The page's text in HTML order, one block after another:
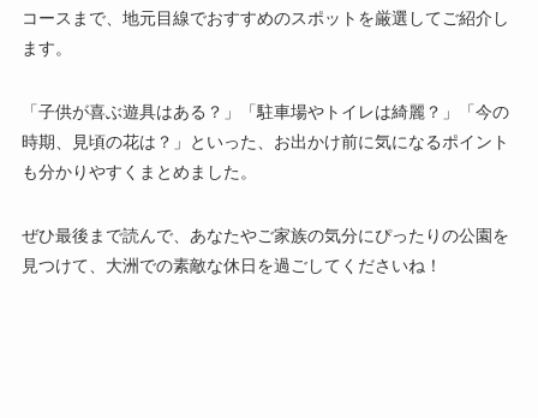
コースまで、地元目線でおすすめのスポットを厳選してご紹介し
ます。
「子供が喜ぶ遊具はある？」「駐車場やトイレは綺麗？」「今の
時期、見頃の花は？」といった、お出かけ前に気になるポイント
も分かりやすくまとめました。
ぜひ最後まで読んで、あなたやご家族の気分にぴったりの公園を
見つけて、大洲での素敵な休日を過ごしてくださいね！